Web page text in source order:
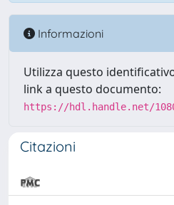
Informazioni
Utilizza questo
link a questo documento:
https://hdl.handle.net/
Citazioni